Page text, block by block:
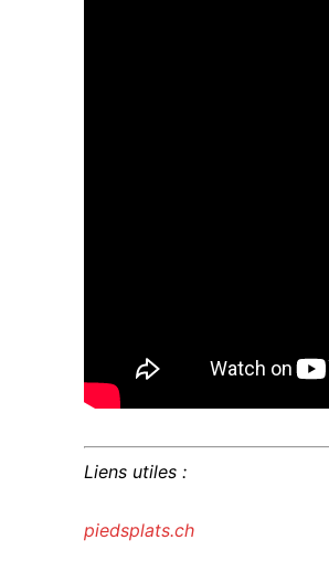
Liens utiles :
piedsplats.ch